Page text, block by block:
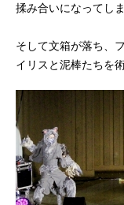
揉み合いになってしま
そして文箱が落ち、
イリスと泥棒たちを